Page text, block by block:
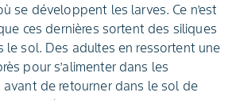
se développent les larves. Ce n’est
ces dernières sortent des siliques
le sol. Des adultes en ressortent une
pour s’alimenter dans les
avant de retourner dans le sol de